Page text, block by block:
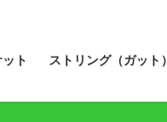
ト ストリング（ガット）